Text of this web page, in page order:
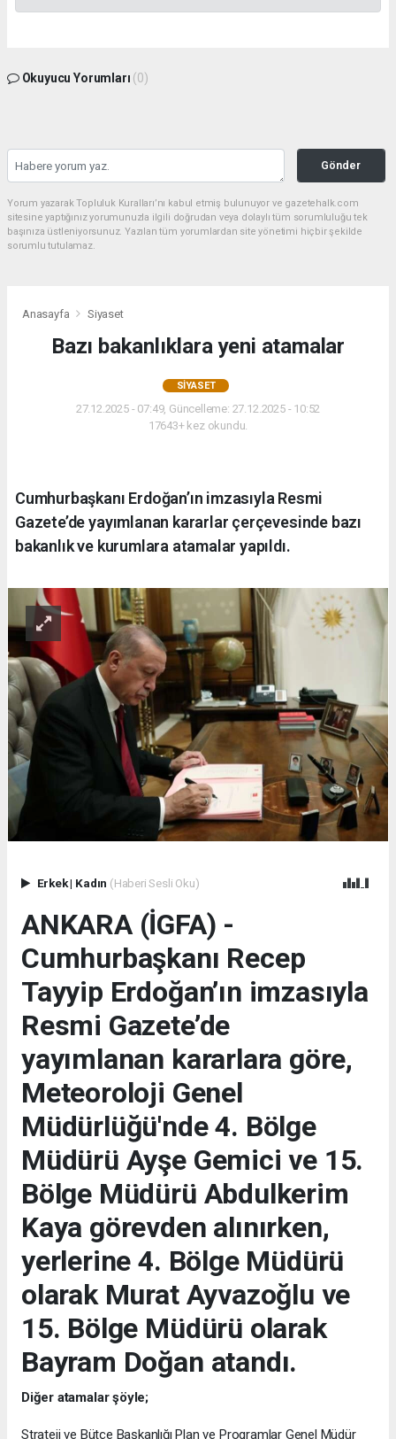
Okuyucu Yorumları (0)
Gönder
Yorum yazarak Topluluk Kuralları’nı kabul etmiş bulunuyor ve gazetehalk.com
sitesine yaptığınız yorumunuzla ilgili doğrudan veya dolaylı tüm sorumluluğu tek
başınıza üstleniyorsunuz. Yazılan tüm yorumlardan site yönetimi hiçbir şekilde
sorumlu tutulamaz.
Anasayfa Siyaset
Bazı bakanlıklara yeni atamalar
SIYASET
27.12.2025 - 07:49, Güncelleme: 27.12.2025 - 10:52
17643+ kez okundu.
Cumhurbaşkanı Erdoğan’ın imzasıyla Resmi
Gazete’de yayımlanan kararlar çerçevesinde bazı
bakanlık ve kurumlara atamalar yapıldı.
Erkek| Kadın (Haberi Sesli Oku)
ANKARA (İGFA) -
Cumhurbaşkanı Recep
Tayyip Erdoğan’ın imzasıyla
Resmi Gazete’de
yayımlanan kararlara göre,
Meteoroloji Genel
Müdürlüğü'nde 4. Bölge
Müdürü Ayşe Gemici ve 15.
Bölge Müdürü Abdulkerim
Kaya görevden alınırken,
yerlerine 4. Bölge Müdürü
olarak Murat Ayvazoğlu ve
15. Bölge Müdürü olarak
Bayram Doğan atandı.
Diğer atamalar şöyle;
Strateji ve Bütçe Başkanlığı Plan ve Programlar Genel Müdür